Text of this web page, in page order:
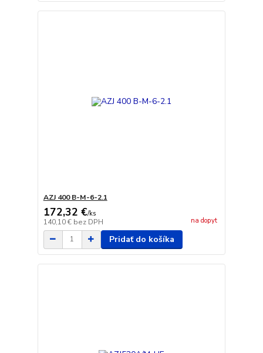
AZJ 400 B-M-6-2.1
172,32 €/ks
140,10 € bez DPH na dopyt
Pridať do košíka